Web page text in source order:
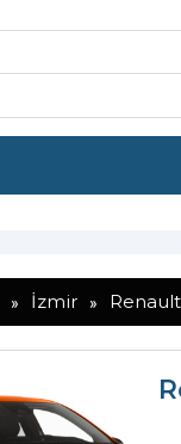
» İzmir » Renault